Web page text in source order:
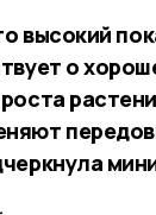
высокий
о